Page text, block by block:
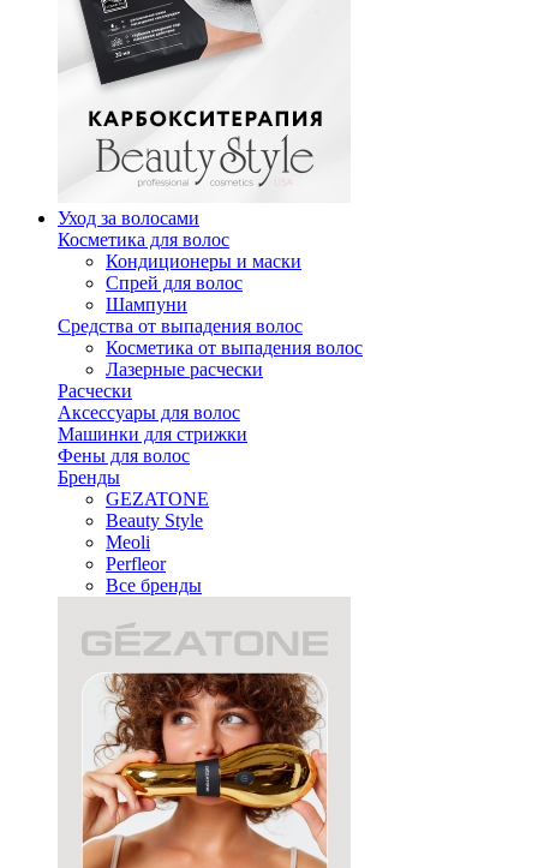
Уход за волосами
Косметика для волос
Кондиционеры и маски
Спрей для волос
Шампуни
Средства от выпадения волос
Косметика от выпадения волос
Лазерные расчески
Расчески
Аксессуары для волос
Машинки для стрижки
Фены для волос
Бренды
GEZATONE
Beauty Style
Meoli
Perfleor
Все бренды